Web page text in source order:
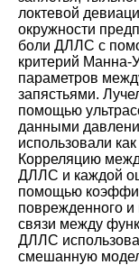
локтевой
окружности
боли ДЛЛС с
критерий Манна-
параметров
запястьями.
помощью
данными
использовали
Корреляцию
ДЛЛС и каждой
помощью
поврежденного и
связи между
ДЛЛС
смешанную